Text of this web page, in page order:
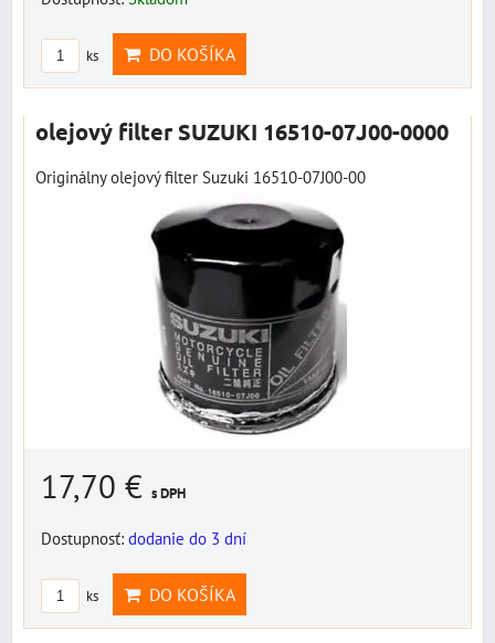
ks DO KOŠÍKA
olejový filter SUZUKI 16510-07J00-0000
Originálny olejový filter Suzuki 16510-07J00-00
17,70 € s DPH
Dostupnosť: dodanie do 3 dní
ks DO KOŠÍKA